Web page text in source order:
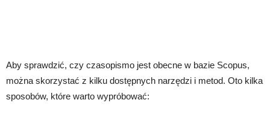
Aby sprawdzić, czy czasopismo jest obecne w bazie Scopus,
można skorzystać z kilku dostępnych narzędzi i metod. Oto kilka
sposobów, które warto wypróbować: